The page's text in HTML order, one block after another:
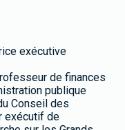
exécutive
de finances
publique
Conseil des
exécutif de